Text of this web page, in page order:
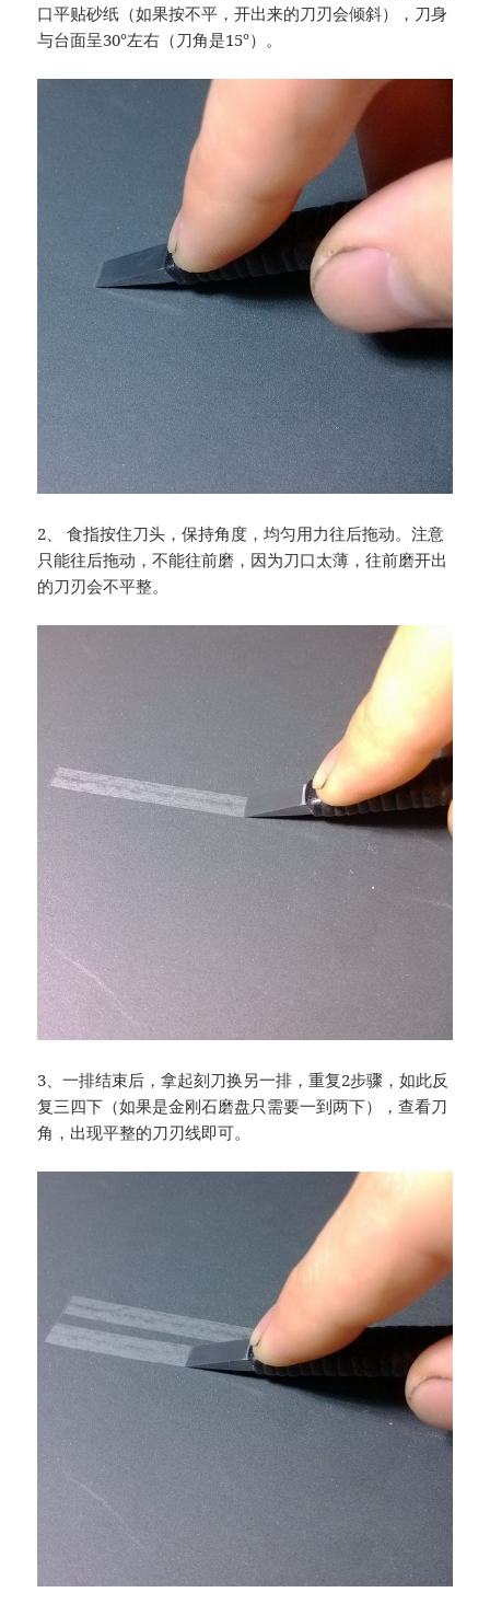
口平贴砂纸（如果按不平，开出来的刀刃会倾斜），刀身
与台面呈30°左右（刀角是15°）。
2、 食指按住刀头，保持角度，均匀用力往后拖动。注意
只能往后拖动，不能往前磨，因为刀口太薄，往前磨开出
的刀刃会不平整。
3、一排结束后，拿起刻刀换另一排，重复2步骤，如此反
复三四下（如果是金刚石磨盘只需要一到两下），查看刀
角，出现平整的刀刃线即可。